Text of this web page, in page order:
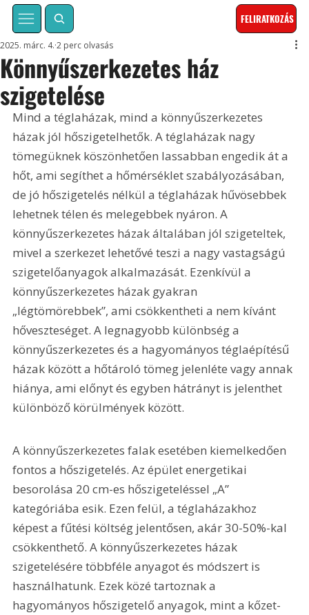
FELIRATKOZÁS
Könnyűszerkezetes ház
szigetelése
2025. márc. 4. 2 perc olvasás
Mind a téglaházak, mind a könnyűszerkezetes
házak jól hőszigetelhetők. A téglaházak nagy
tömegüknek köszönhetően lassabban engedik át a
hőt, ami segíthet a hőmérséklet szabályozásában,
de jó hőszigetelés nélkül a téglaházak hűvösebbek
lehetnek télen és melegebbek nyáron. A
könnyűszerkezetes házak általában jól szigeteltek,
mivel a szerkezet lehetővé teszi a nagy vastagságú
szigetelőanyagok alkalmazását. Ezenkívül a
könnyűszerkezetes házak gyakran
„légtömörebbek”, ami csökkentheti a nem kívánt
hőveszteséget. A legnagyobb különbség a
könnyűszerkezetes és a hagyományos téglaépítésű
házak között a hőtároló tömeg jelenléte vagy annak
hiánya, ami előnyt és egyben hátrányt is jelenthet
különböző körülmények között.
A könnyűszerkezetes falak esetében kiemelkedően
fontos a hőszigetelés. Az épület energetikai
besorolása 20 cm-es hőszigeteléssel „A”
kategóriába esik. Ezen felül, a téglaházakhoz
képest a fűtési költség jelentősen, akár 30-50%-kal
csökkenthető. A könnyűszerkezetes házak
szigetelésére többféle anyagot és módszert is
használhatunk. Ezek közé tartoznak a
hagyományos hőszigetelő anyagok, mint a kőzet-